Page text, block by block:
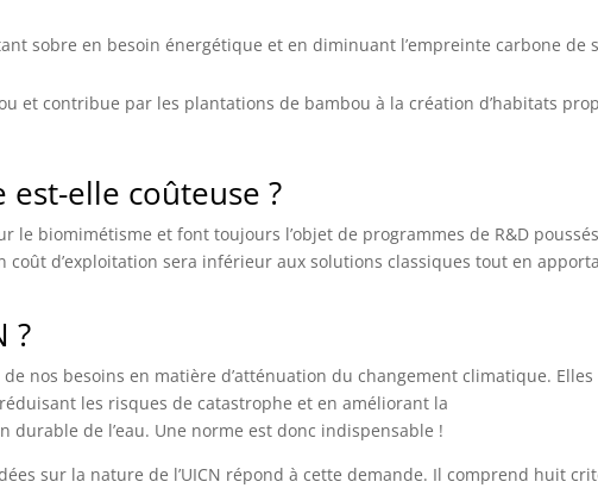
sobre en besoin énergétique et en diminuant l’empreinte carbone de
et contribue par les plantations de bambou à la création d’habitats
elle coûteuse ?
le biomimétisme et font toujours l’objet de programmes de R&D
coût d’exploitation sera inférieur aux solutions classiques tout en
?
nos besoins en matière d’atténuation du changement climatique.
les risques de catastrophe et en améliorant la
de l’eau. Une norme est donc indispensable !
sur la nature de l’UICN répond à cette demande. Il comprend huit